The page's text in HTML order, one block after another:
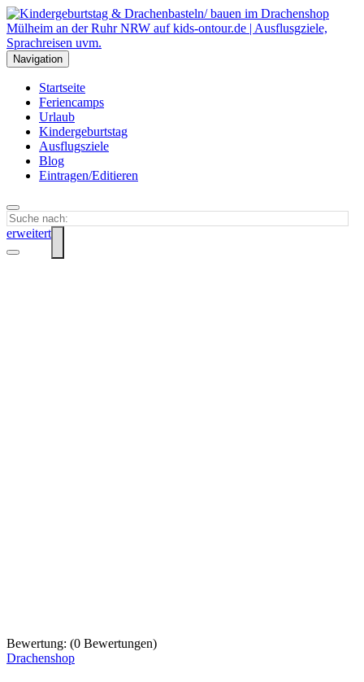
Navigation
Startseite
Feriencamps
Urlaub
Kindergeburtstag
Ausflugsziele
Blog
Eintragen/Editieren
erweitert
Bewertung: (0 Bewertungen)
Drachenshop